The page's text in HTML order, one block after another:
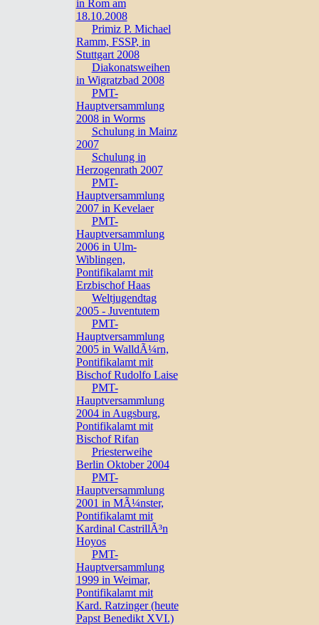
in Rom am
18.10.2008
Primiz P. Michael
Ramm, FSSP, in
Stuttgart 2008
Diakonatsweihen
in Wigratzbad 2008
PMT-
Hauptversammlung
2008 in Worms
Schulung in Mainz
2007
Schulung in
Herzogenrath 2007
PMT-
Hauptversammlung
2007 in Kevelaer
PMT-
Hauptversammlung
2006 in Ulm-
Wiblingen,
Pontifikalamt mit
Erzbischof Haas
Weltjugendtag
2005 - Juventutem
PMT-
Hauptversammlung
2005 in WalldÃ¼rn,
Pontifikalamt mit
Bischof Rudolfo Laise
PMT-
Hauptversammlung
2004 in Augsburg,
Pontifikalamt mit
Bischof Rifan
Priesterweihe
Berlin Oktober 2004
PMT-
Hauptversammlung
2001 in MÃ¼nster,
Pontifikalamt mit
Kardinal CastrillÃ³n
Hoyos
PMT-
Hauptversammlung
1999 in Weimar,
Pontifikalamt mit
Kard. Ratzinger (heute
Papst Benedikt XVI.)